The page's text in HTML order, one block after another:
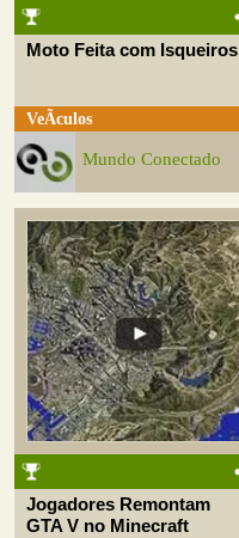
Moto Feita com Isqueiros
VeÃ­culos
Mundo Conectado
Jogadores Remontam
GTA V no Minecraft